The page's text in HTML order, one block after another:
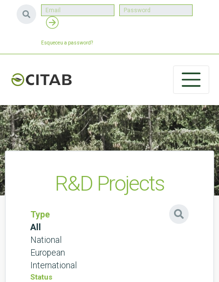
Esqueceu a password?
R&D Projects
Type
All
National
European
International
Status